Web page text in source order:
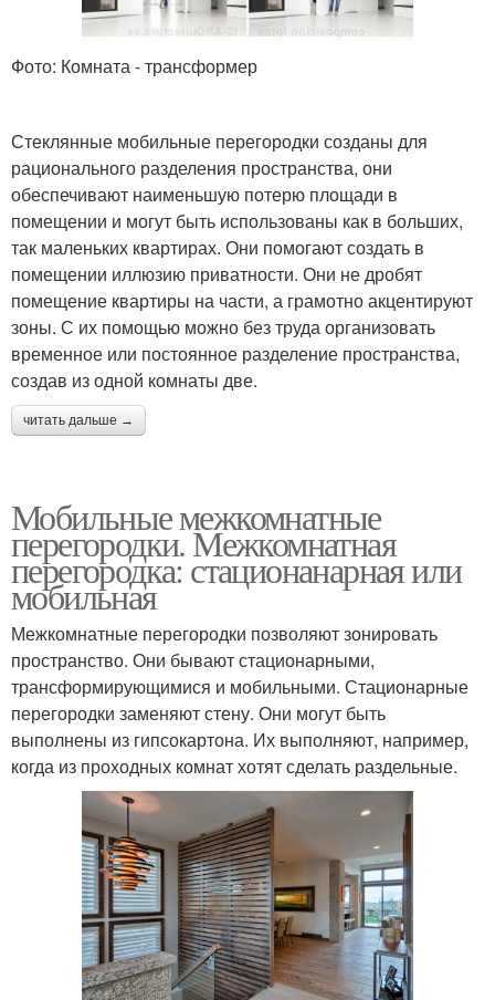
Фото: Комната - трансформер
Стеклянные мобильные перегородки созданы для
рационального разделения пространства, они
обеспечивают наименьшую потерю площади в
помещении и могут быть использованы как в больших,
так маленьких квартирах. Они помогают создать в
помещении иллюзию приватности. Они не дробят
помещение квартиры на части, а грамотно акцентируют
зоны. С их помощью можно без труда организовать
временное или постоянное разделение пространства,
создав из одной комнаты две.
читать дальше →
Мобильные межкомнатные
перегородки. Межкомнатная
перегородка: стационанарная или
мобильная
Межкомнатные перегородки позволяют зонировать
пространство. Они бывают стационарными,
трансформирующимися и мобильными. Стационарные
перегородки заменяют стену. Они могут быть
выполнены из гипсокартона. Их выполняют, например,
когда из проходных комнат хотят сделать раздельные.